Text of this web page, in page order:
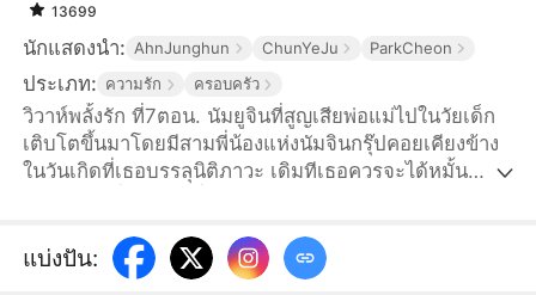
13699
นักแสดงนำ: AhnJunghun ChunYeJu ParkCheon
ประเภท: ความรัก ครอบครัว
วิวาห์พลั้งรัก ที่7ตอน. นัมยูจินที่สูญเสียพ่อแม่ไปในวัยเด็ก
เติบโตขึ้นมาโดยมีสามพี่น้องแห่งนัมจินกรุ๊ปคอยเคียงข้าง
ในวันเกิดที่เธอบรรลุนิติภาวะ เดิมทีเธอควรจะได้หมั้น
ทำให้ยูจินค่อยๆ ถูกพี่ชายทั้งสามตีตัวออกห่างด้วยหัวใจที่
แหลกสลาย เธอจึงตัดสินใจแต่งงานแบบปุบปับกับฮาจีฮุน
แบ่งปัน: